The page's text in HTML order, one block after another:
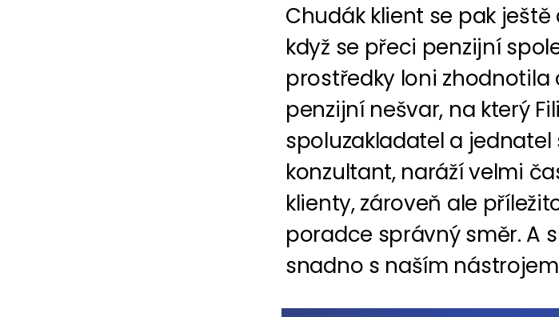
Chudák klient se pak
když se přeci penzijní
prostředky loni zhodnotila
penzijní nešvar, na který
spoluzakladatel a
konzultant, naráží velmi
klienty, zároveň ale
poradce správný směr. A
snadno s naším nástrojem